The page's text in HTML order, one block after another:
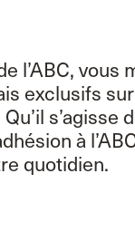
l’ABC, vous
exclusifs
s’agisse
à
quotidien.